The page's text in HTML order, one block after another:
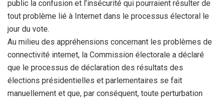
public la confusion et l’insécurité qui pourraient résulter de
tout problème lié à Internet dans le processus électoral le
jour du vote.
Au milieu des appréhensions concernant les problèmes de
connectivité internet, la Commission électorale a déclaré
que le processus de déclaration des résultats des
élections présidentielles et parlementaires se fait
manuellement et que, par conséquent, toute perturbation